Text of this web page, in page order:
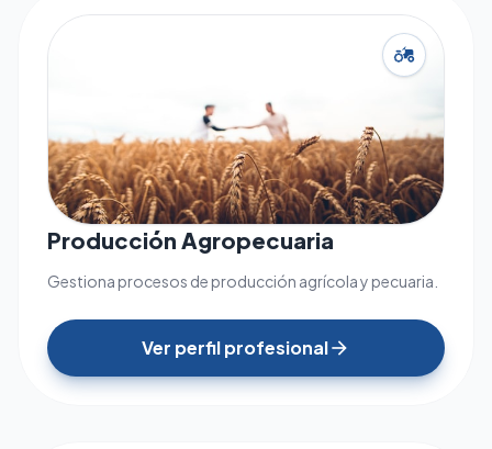
agriculture
Producción Agropecuaria
Gestiona procesos de producción agrícola y pecuaria.
Ver perfil profesionalarrow_forward